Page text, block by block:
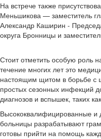
На встрече также
Меньшикова — заместитель
Александр Каширин -
округа Бронницы и
Стоит отметить особую роль
течение многих лет это
настоящим щитом в борьбе с
простых сезонных инфекций
диагнозов и вспышек, таких
Высококвалифицированные и
больницы разрабатывают
готовы прийти на помощь